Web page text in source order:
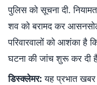
पुलिस को सूचना दी.
शव को बरामद कर
परिवारवालों को आशंका है
घटना की जांच शुरू कर दी
डिस्क्लेमर: यह प्रभात